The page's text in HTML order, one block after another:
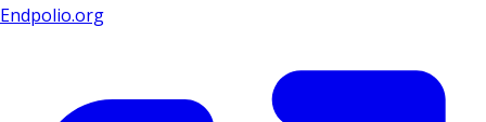
Endpolio.org